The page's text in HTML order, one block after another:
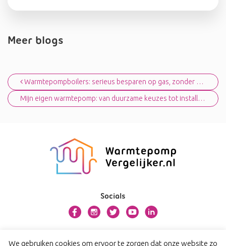
Meer blogs
Warmtepompboilers: serieus besparen op gas, zonder buitenunit
Mijn eigen warmtepomp: van duurzame keuzes tot installatie
Socials
We gebruiken cookies om ervoor te zorgen dat onze website zo